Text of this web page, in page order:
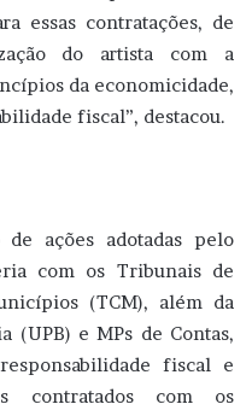
essas contratações, de
do artista com a
da economicidade,
fiscal”, destacou.
ações adotadas pelo
com os Tribunais de
(TCM), além da
(UPB) e MPs de Contas,
fiscal e
contratados com os